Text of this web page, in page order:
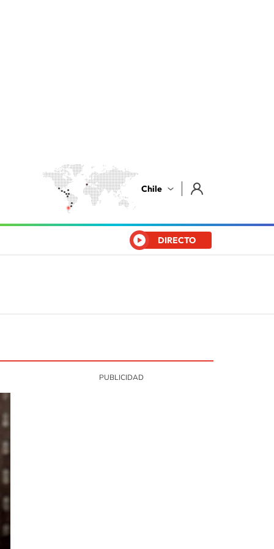
Chile
DIRECTO